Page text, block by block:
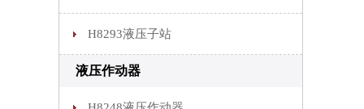
H8293液压子站
液压作动器